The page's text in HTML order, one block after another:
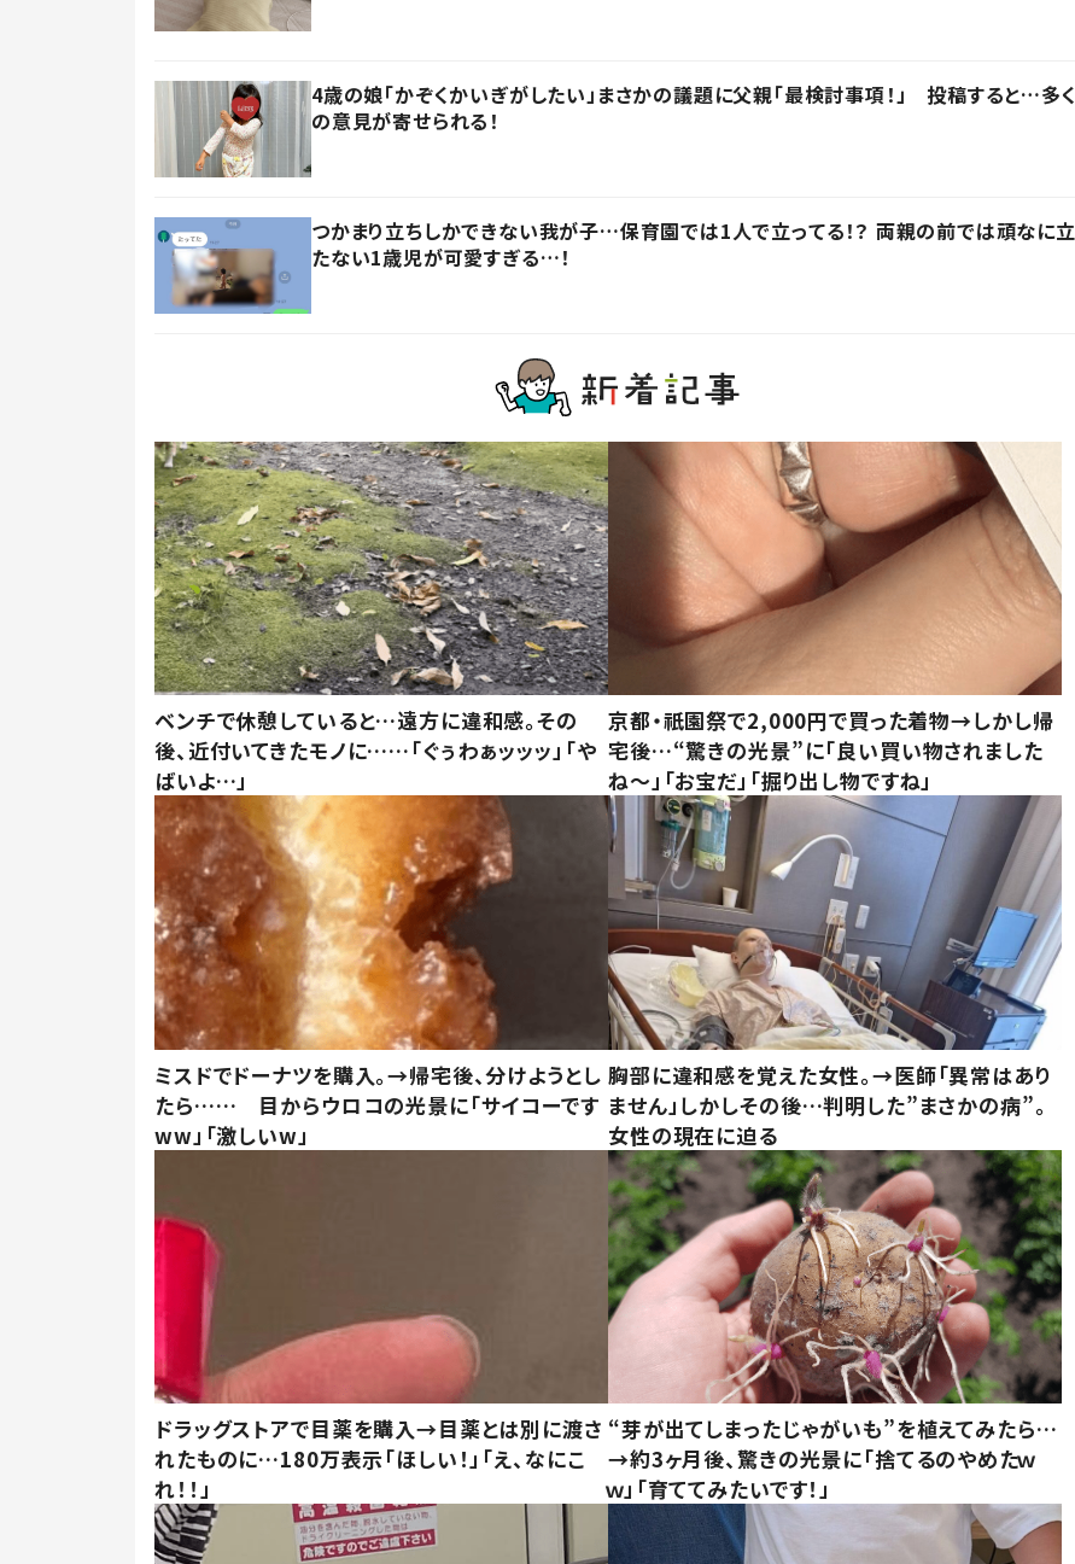
4歳の娘「かぞくかいぎがしたい」まさかの議題に父親「最検討事項！」 投稿すると…多く
の意見が寄せられる！
つかまり立ちしかできない我が子…保育園では1人で立ってる！？ 両親の前では頑なに立
たない1歳児が可愛すぎる…！
ベンチで休憩していると…遠方に違和感。その
後、近付いてきたモノに……「ぐぅわぁッッッ」「や
ばいよ…」
京都・祇園祭で2,000円で買った着物→しかし帰
宅後…“驚きの光景”に「良い買い物されました
ね～」「お宝だ」「掘り出し物ですね」
ミスドでドーナツを購入。→帰宅後、分けようとし
たら…… 目からウロコの光景に「サイコーです
ww」「激しいw」
胸部に違和感を覚えた女性。→医師「異常はあり
ません」しかしその後…判明した”まさかの病”。
女性の現在に迫る
ドラッグストアで目薬を購入→目薬とは別に渡さ
れたものに…180万表示「ほしい！」「え、なにこ
れ！！」
“芽が出てしまったじゃがいも”を植えてみたら…
→約3ヶ月後、驚きの光景に「捨てるのやめたｗ
ｗ」「育ててみたいです！」